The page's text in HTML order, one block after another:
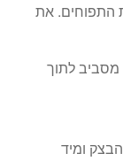
התפוחים. את
לתוך
הבצק ומיד